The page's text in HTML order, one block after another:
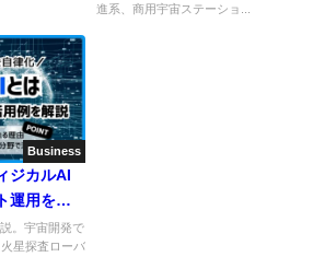
進系、商用宇宙ステーショ...
Business
ジカルAI
運用を自
。宇宙開発で
星探査ローバ